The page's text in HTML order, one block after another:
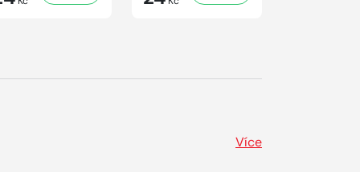
Více